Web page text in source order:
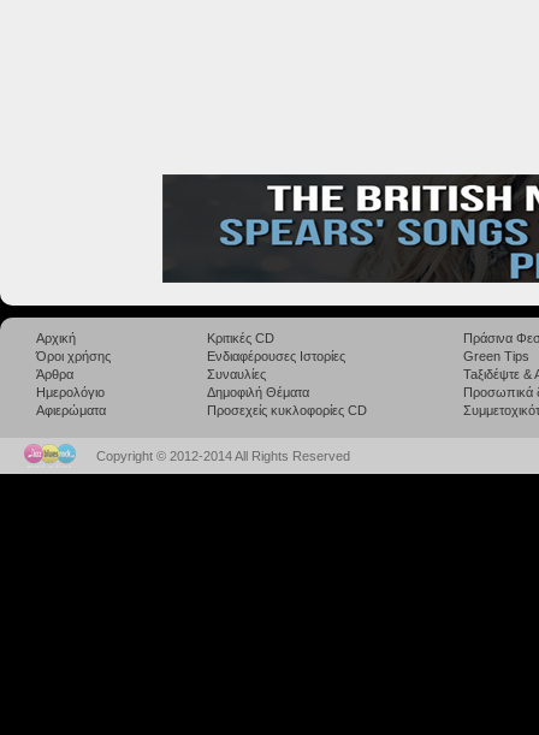
Αρχική
Όροι χρήσης
Άρθρα
Ημερολόγιο
Αφιερώματα
Κριτικές CD
Ενδιαφέρουσες Ιστορίες
Συναυλίες
Δημοφιλή Θέματα
Προσεχείς κυκλοφορίες CD
Πράσινα
Green Tips
Taξιδέψτε
Προσωπικά
Copyright © 2012-2014 All Rights Reserved